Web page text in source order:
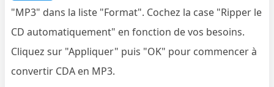
"MP3" dans la liste "Format". Cochez la case "Ripper le
CD automatiquement" en fonction de vos besoins.
Cliquez sur "Appliquer" puis "OK" pour commencer à
convertir CDA en MP3.